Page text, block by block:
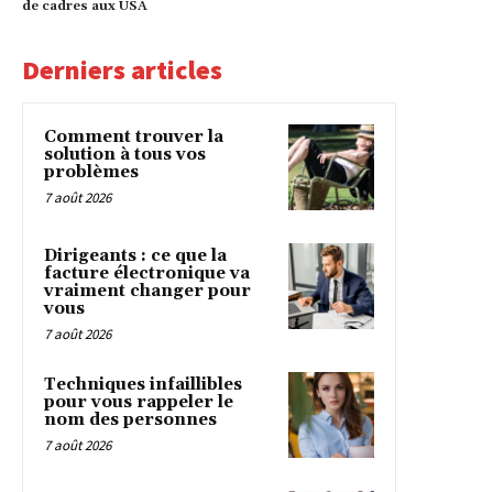
de cadres aux USA
Derniers articles
Comment trouver la
solution à tous vos
problèmes
7 août 2026
Dirigeants : ce que la
facture électronique va
vraiment changer pour
vous
7 août 2026
Techniques infaillibles
pour vous rappeler le
nom des personnes
7 août 2026